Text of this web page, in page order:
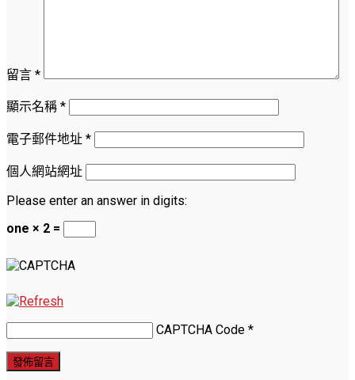
留言 *
顯示名稱 *
電子郵件地址 *
個人網站網址
Please enter an answer in digits:
one × 2 =
CAPTCHA Code *